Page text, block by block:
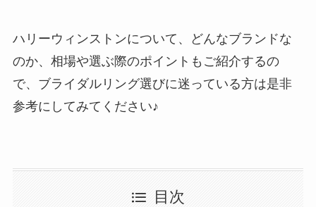
ハリーウィンストンについて、どんなブランドな
のか、相場や選ぶ際のポイントもご紹介するの
で、ブライダルリング選びに迷っている方は是非
参考にしてみてください♪
目次